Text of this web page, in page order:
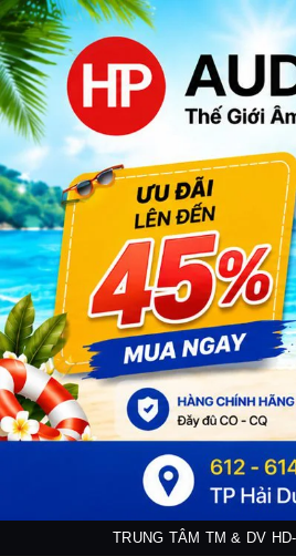
TRUNG TÂM TM & DV